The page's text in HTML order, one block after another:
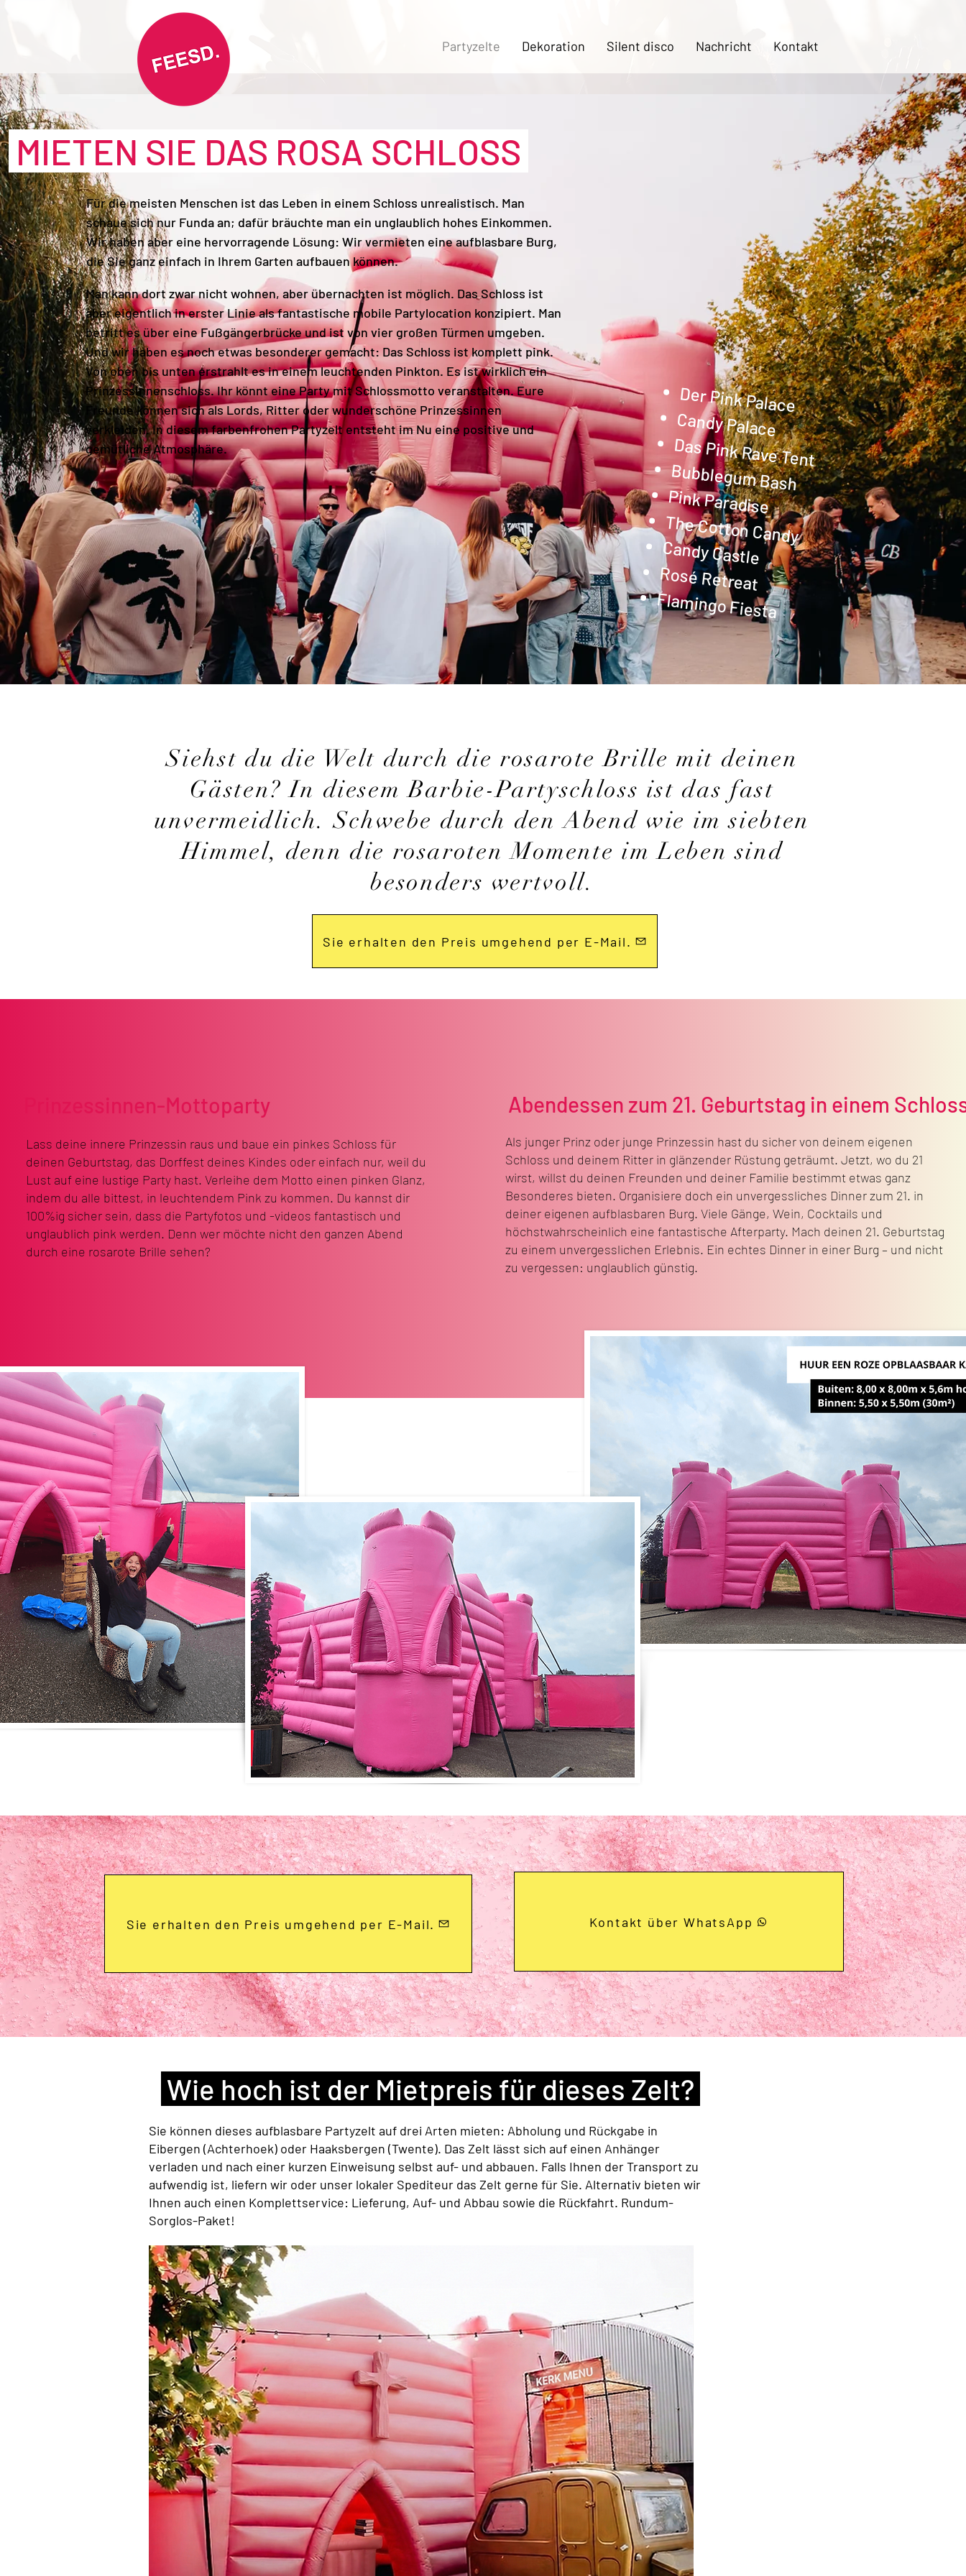
Partyzelte Dekoration Silent disco Nachricht Kontakt
MIETEN SIE DAS ROSA SCHLOSS
Für die meisten Menschen ist das Leben in einem Schloss unrealistisch. Man
schaue sich nur Funda an; dafür bräuchte man ein unglaublich hohes Einkommen.
Wir haben aber eine hervorragende Lösung: Wir vermieten eine aufblasbare Burg,
die Sie ganz einfach in Ihrem Garten aufbauen können.
Man kann dort zwar nicht wohnen, aber übernachten ist möglich. Das Schloss ist
aber eigentlich in erster Linie als fantastische mobile Partylocation konzipiert. Man
betritt es über eine Fußgängerbrücke und ist von vier großen Türmen umgeben.
Und wir haben es noch etwas besonderer gemacht: Das Schloss ist komplett pink.
Von oben bis unten erstrahlt es in einem leuchtenden Pinkton. Es ist wirklich ein
Prinzessinnenschloss. Ihr könnt eine Party mit Schlossmotto veranstalten. Eure
Freunde können sich als Lords, Ritter oder wunderschöne Prinzessinnen
verkleiden. In diesem farbenfrohen Partyzelt entsteht im Nu eine positive und
gemütliche Atmosphäre.
Der Pink Palace
Candy Palace
Das Pink Rave Tent
Bubblegum Bash
Pink Paradise
The Cotton Candy
Candy Castle
Rosé Retreat
Flamingo Fiesta
Siehst du die Welt durch die rosarote Brille mit deinen
Gästen? In diesem Barbie-Partyschloss ist das fast
unvermeidlich. Schwebe durch den Abend wie im siebten
Himmel, denn die rosaroten Momente im Leben sind
besonders wertvoll.
Sie erhalten den Preis umgehend per E-Mail.
Lass deine innere Prinzessin raus und baue ein pinkes Schloss für
deinen Geburtstag, das Dorffest deines Kindes oder einfach nur, weil du
Lust auf eine lustige Party hast. Verleihe dem Motto einen pinken Glanz,
indem du alle bittest, in leuchtendem Pink zu kommen. Du kannst dir
100%ig sicher sein, dass die Partyfotos und -videos fantastisch und
unglaublich pink werden. Denn wer möchte nicht den ganzen Abend
durch eine rosarote Brille sehen?
Prinzessinnen-Mottoparty
Als junger Prinz oder junge Prinzessin hast du sicher von deinem eigenen
Schloss und deinem Ritter in glänzender Rüstung geträumt. Jetzt, wo du 21
wirst, willst du deinen Freunden und deiner Familie bestimmt etwas ganz
Besonderes bieten. Organisiere doch ein unvergessliches Dinner zum 21. in
deiner eigenen aufblasbaren Burg. Viele Gänge, Wein, Cocktails und
höchstwahrscheinlich eine fantastische Afterparty. Mach deinen 21. Geburtstag
zu einem unvergesslichen Erlebnis. Ein echtes Dinner in einer Burg – und nicht
zu vergessen: unglaublich günstig.
Abendessen zum 21. Geburtstag in einem
Sie erhalten den Preis umgehend per E-Mail. Kontakt über WhatsApp
Sie können dieses aufblasbare Partyzelt auf drei Arten mieten: Abholung und Rückgabe in
Eibergen (Achterhoek) oder Haaksbergen (Twente). Das Zelt lässt sich auf einen Anhänger
verladen und nach einer kurzen Einweisung selbst auf- und abbauen. Falls Ihnen der Transport zu
aufwendig ist, liefern wir oder unser lokaler Spediteur das Zelt gerne für Sie. Alternativ bieten wir
Ihnen auch einen Komplettservice: Lieferung, Auf- und Abbau sowie die Rückfahrt. Rundum-
Sorglos-Paket!
Wie hoch ist der Mietpreis für dieses Zelt?